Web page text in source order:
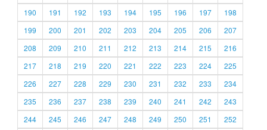
190
191 192 193 194 195 196 197
198
199
200 201 202 203 204 205 206
207
208
209 210 211 212 213 214 215
216
217
218 219 220 221 222 223 224
225
226
227 228 229 230 231 232 233
234
235
236 237 238 239 240 241 242
243
244
245 246 247 248 249 250 251
252